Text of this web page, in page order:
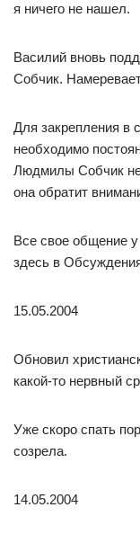
я ничего не нашел.
Василий вновь
Собчик.
Для закрепления в
необходимо
Людмилы Собчик
она обратит
Все свое общение
здесь в
15.05.2004
Обновил
какой-то нервный
Уже скоро спать
созрела.
14.05.2004